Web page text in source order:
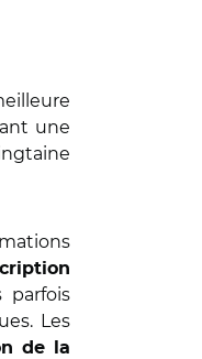
une
parfois
Les
de la